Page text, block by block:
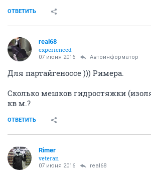
ОТВЕТИТЬ
real68
experienced
07 июня 2016 Автоинформатор
Для партайгеноссе ))) Римера.
Сколько мешков гидростяжки
кв м.?
ОТВЕТИТЬ
Rimer
veteran
07 июня 2016 real68